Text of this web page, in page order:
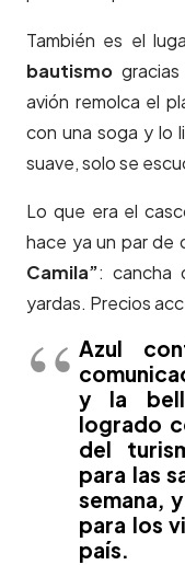
También es el
bautismo
avión remolca el
con una soga y lo
suave, solo se
Lo que era el
hace ya un par de
Camila”: cancha
yardas. Precios
Azul
y la
logrado
del
para las
semana,
para los
país.